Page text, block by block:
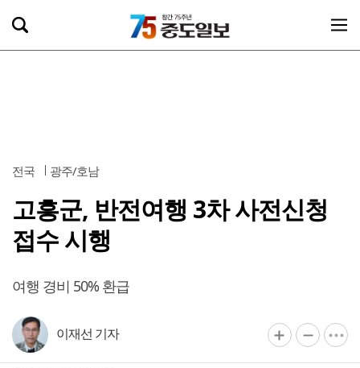
전국 광주/호남
고흥군, 반전여행 3차 사전신청
접수 시행
여행 경비 50% 환급
이재선 기자